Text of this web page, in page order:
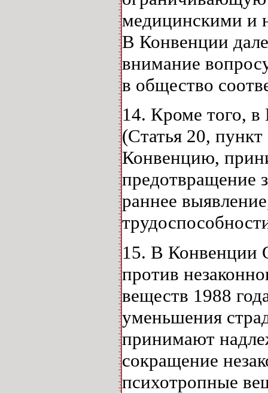
медицинскими и
В Конвенции
внимание
в общество
14. Кроме того,
(Статья 20,
Конвенцию,
предотвращение
раннее
15. В Конвенции
против
веществ 1988
уменьшения
принимают
сокращение
психотропные